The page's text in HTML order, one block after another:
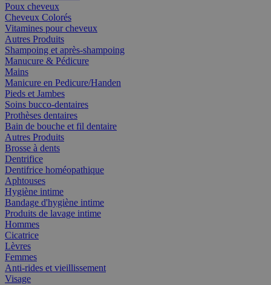
Poux cheveux
Cheveux Colorés
Vitamines pour cheveux
Autres Produits
Shampoing et après-shampoing
Manucure & Pédicure
Mains
Manicure en Pedicure/Handen
Pieds et Jambes
Soins bucco-dentaires
Prothèses dentaires
Bain de bouche et fil dentaire
Autres Produits
Brosse à dents
Dentrifice
Dentifrice homéopathique
Aphtouses
Hygiène intime
Bandage d'hygiène intime
Produits de lavage intime
Hommes
Cicatrice
Lèvres
Femmes
Anti-rides et vieillissement
Visage